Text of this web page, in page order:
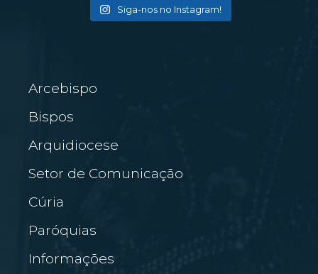
Siga-nos no Instagram!
Arcebispo
Bispos
Arquidiocese
Setor de Comunicação
Cúria
Paróquias
Informações